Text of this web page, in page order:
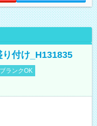
り付け_H131835
ブランクOK